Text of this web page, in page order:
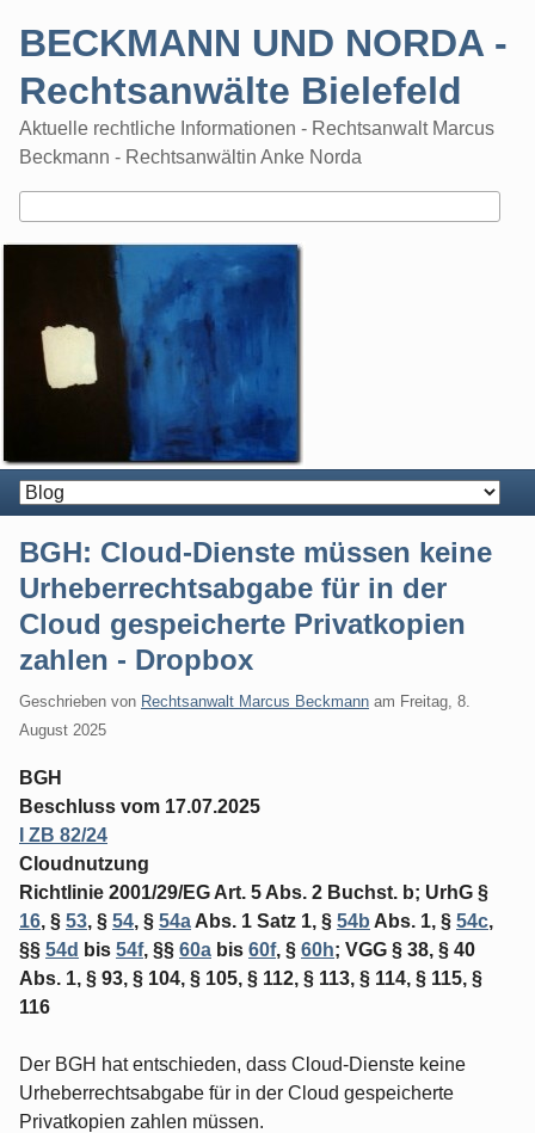
BECKMANN UND NORDA -
Rechtsanwälte Bielefeld
Aktuelle rechtliche Informationen - Rechtsanwalt Marcus
Beckmann - Rechtsanwältin Anke Norda
BGH: Cloud-Dienste müssen keine
Urheberrechtsabgabe für in der
Cloud gespeicherte Privatkopien
zahlen - Dropbox
Geschrieben von Rechtsanwalt Marcus Beckmann am Freitag, 8.
August 2025
BGH
Beschluss vom 17.07.2025
I ZB 82/24
Cloudnutzung
Richtlinie 2001/29/EG Art. 5 Abs. 2 Buchst. b; UrhG §
16, § 53, § 54, § 54a Abs. 1 Satz 1, § 54b Abs. 1, § 54c,
§§ 54d bis 54f, §§ 60a bis 60f, § 60h; VGG § 38, § 40
Abs. 1, § 93, § 104, § 105, § 112, § 113, § 114, § 115, §
116
Der BGH hat entschieden, dass Cloud-Dienste keine
Urheberrechtsabgabe für in der Cloud gespeicherte
Privatkopien zahlen müssen.